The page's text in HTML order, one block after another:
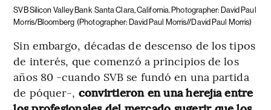
SVB Silicon Valley Bank Santa Clara, California. Photographer: David Paul
Morris/Bloomberg (Photographer: David Paul Morris//David Paul Morris)
Sin embargo, décadas de descenso de los tipos
de interés, que comenzó a principios de los
años 80 -cuando SVB se fundó en una partida
de póquer-, convirtieron en una herejía entre